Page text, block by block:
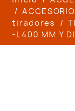
tiradores
-L400 MM Y